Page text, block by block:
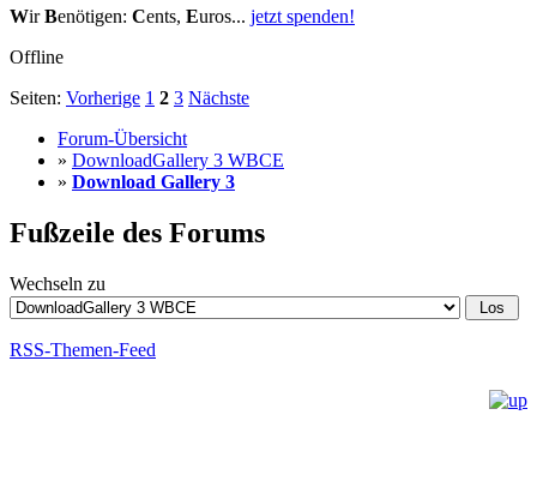
WirBenötigen: Cents, Euros... jetzt spenden!
Offline
Seiten: Vorherige 1 2 3 Nächste
Forum-Übersicht
» DownloadGallery 3 WBCE
» Download Gallery 3
Fußzeile des Forums
Wechseln zu
RSS-Themen-Feed